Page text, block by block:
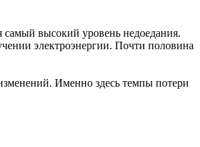
высокий уровень недоедания.
электроэнергии. Почти половина
Именно здесь темпы потери